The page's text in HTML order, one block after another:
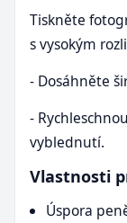
Tiskněte
s vysokým
- Dosáhněte
-
vyblednutí.
Vlastnosti
Úspora